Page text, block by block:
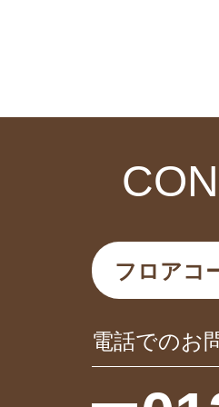
フロアコ
電話でのお